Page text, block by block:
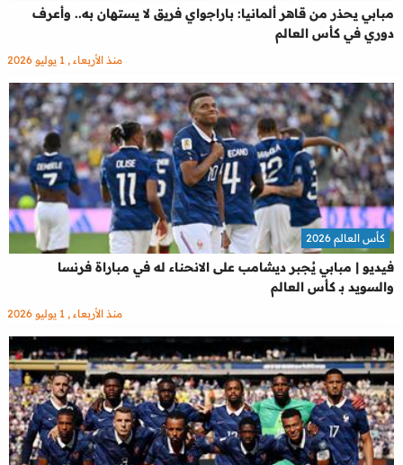
مبابي يحذر من قاهر ألمانيا: باراجواي فريق لا يستهان به.. وأعرف
دوري في كأس العالم
منذ الأربعاء , 1 يوليو 2026
فيديو | مبابي يُجبر ديشامب على الانحناء له في مباراة فرنسا
والسويد بـ كأس العالم
كأس العالم 2026
منذ الأربعاء , 1 يوليو 2026